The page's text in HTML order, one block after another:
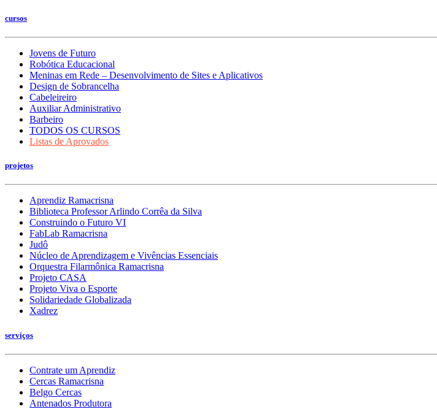
cursos
Jovens de Futuro
Robótica Educacional
Meninas em Rede – Desenvolvimento de Sites e Aplicativos
Design de Sobrancelha
Cabeleireiro
Auxiliar Administrativo
Barbeiro
TODOS OS CURSOS
Listas de Aprovados
projetos
Aprendiz Ramacrisna
Biblioteca Professor Arlindo Corrêa da Silva
Construindo o Futuro VI
FabLab Ramacrisna
Judô
Núcleo de Aprendizagem e Vivências Essenciais
Orquestra Filarmônica Ramacrisna
Projeto CASA
Projeto Viva o Esporte
Solidariedade Globalizada
Xadrez
serviços
Contrate um Aprendiz
Cercas Ramacrisna
Belgo Cercas
Antenados Produtora